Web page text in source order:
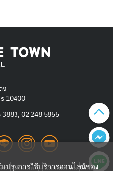
ง
10400
3883, 02 248 5855
Directory Contact Us Shop
ปรุงการใช้บริการออนไลน์ของ